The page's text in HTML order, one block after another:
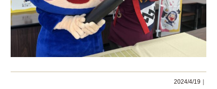
2024/4/19｜